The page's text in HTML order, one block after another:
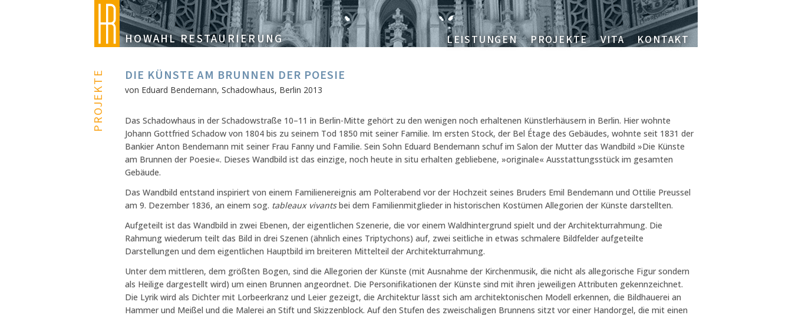
HOWAHL RESTAURIERUNG LEISTUNGEN PROJEKTE VITA KONTAKT
DIE KÜNSTE AM BRUNNEN DER POESIE
PROJEKTE von Eduard Bendemann, Schadowhaus, Berlin 2013
Das Schadowhaus in der Schadowstraße 10–11 in Berlin-Mitte gehört zu den wenigen noch erhaltenen Künstlerhäusern in Berlin. Hier wohnte
Johann Gottfried Schadow von 1804 bis zu seinem Tod 1850 mit seiner Familie. Im ersten Stock, der Bel Étage des Gebäudes, wohnte seit 1831 der
Bankier Anton Bendemann mit seiner Frau Fanny und Familie. Sein Sohn Eduard Bendemann schuf im Salon der Mutter das Wandbild »Die Künste
am Brunnen der Poesie«. Dieses Wandbild ist das einzige, noch heute in situ erhalten gebliebene, »originale« Ausstattungsstück im gesamten
Gebäude.
Das Wandbild entstand inspiriert von einem Familienereignis am Polterabend vor der Hochzeit seines Bruders Emil Bendemann und Ottilie Preussel
am 9. Dezember 1836, an einem sog. tableaux vivantsbei dem Familienmitglieder in historischen Kostümen Allegorien der Künste darstellten.
Aufgeteilt ist das Wandbild in zwei Ebenen, der eigentlichen Szenerie, die vor einem Waldhintergrund spielt und der Architekturrahmung. Die
Rahmung wiederum teilt das Bild in drei Szenen (ähnlich eines Triptychons) auf, zwei seitliche in etwas schmalere Bildfelder aufgeteilte
Darstellungen und dem eigentlichen Hauptbild im breiteren Mittelteil der Architekturrahmung.
Unter dem mittleren, dem größten Bogen, sind die Allegorien der Künste (mit Ausnahme der Kirchenmusik, die nicht als allegorische Figur sondern
als Heilige dargestellt wird) um einen Brunnen angeordnet. Die Personifikationen der Künste sind mit ihren jeweiligen Attributen gekennzeichnet.
Die Lyrik wird als Dichter mit Lorbeerkranz und Leier gezeigt, die Architektur lässt sich am architektonischen Modell erkennen, die Bildhauerei an
Hammer und Meißel und die Malerei an Stift und Skizzenblock. Auf den Stufen des zweischaligen Brunnens sitzt vor einer Handorgel, die mit einen